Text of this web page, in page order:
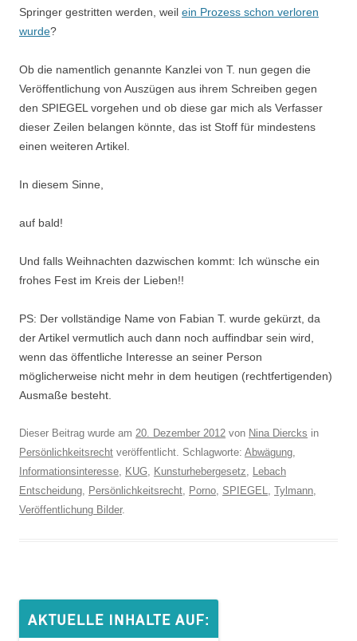
Springer gestritten werden, weil ein Prozess schon verloren
wurde?
Ob die namentlich genannte Kanzlei von T. nun gegen die
Veröffentlichung von Auszügen aus ihrem Schreiben gegen
den SPIEGEL vorgehen und ob diese gar mich als Verfasser
dieser Zeilen belangen könnte, das ist Stoff für mindestens
einen weiteren Artikel.
In diesem Sinne,
auf bald!
Und falls Weihnachten dazwischen kommt: Ich wünsche ein
frohes Fest im Kreis der Lieben!!
PS: Der vollständige Name von Fabian T. wurde gekürzt, da
der Artikel vermutlich auch dann noch auffindbar sein wird,
wenn das öffentliche Interesse an seiner Person
möglicherweise nicht mehr in dem heutigen (rechtfertigenden)
Ausmaße besteht.
Dieser Beitrag wurde am 20. Dezember 2012 von Nina Diercks in
Persönlichkeitsrecht veröffentlicht. Schlagworte: Abwägung,
Informationsinteresse, KUG, Kunsturhebergesetz, Lebach
Entscheidung, Persönlichkeitsrecht, Porno, SPIEGEL, Tylmann,
Veröffentlichung Bilder.